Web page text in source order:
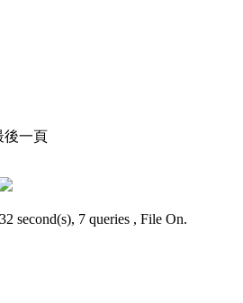
後一頁
second(s), 7 queries , File On.